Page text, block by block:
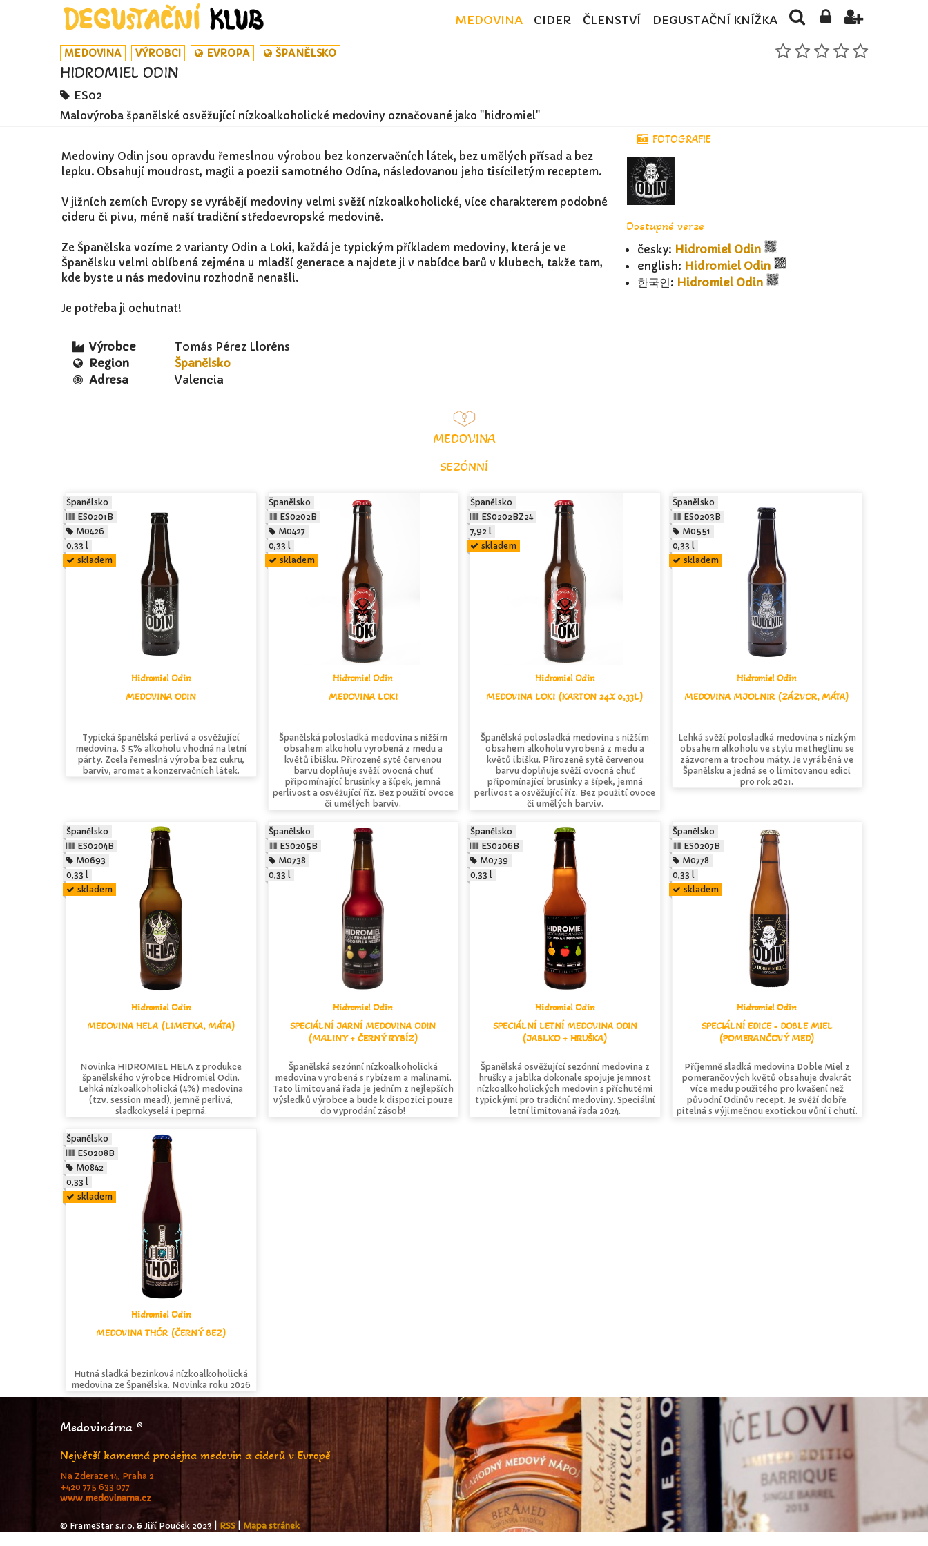
MEDOVINA CIDER ČLENSTVÍ DEGUSTAČNÍ KNÍŽKA
MEDOVINA VÝROBCI EVROPA ŠPANĚLSKO
HIDROMIEL ODIN
ES02
Malovýroba španělské osvěžující nízkoalkoholické medoviny označované jako "hidromiel"
Medoviny Odin jsou opravdu řemeslnou výrobou bez konzervačních látek, bez umělých přísad a bez
lepku. Obsahují moudrost, magii a poezii samotného Odína, následovanou jeho tisíciletým receptem.
V jižních zemích Evropy se vyrábějí medoviny velmi svěží nízkoalkoholické, více charakterem podobné
cideru či pivu, méně naší tradiční středoevropské medovině.
Ze Španělska vozíme 2 varianty Odin a Loki, každá je typickým příkladem medoviny, která je ve
Španělsku velmi oblíbená zejména u mladší generace a najdete ji v nabídce barů v klubech, takže tam,
kde byste u nás medovinu rozhodně nenašli.
Je potřeba ji ochutnat!
Výrobce
Tomás Pérez Lloréns
Region
Španělsko
Adresa
Valencia
FOTOGRAFIE
Dostupné verze
česky: Hidromiel Odin
english: Hidromiel Odin
한국인: Hidromiel Odin
MEDOVINA
SEZÓNNÍ
Hidromiel Odin
MEDOVINA ODIN
Typická španělská perlivá a osvěžující
medovina. S 5% alkoholu vhodná na letní
párty. Zcela řemeslná výroba bez cukru,
barviv, aromat a konzervačních látek.
Španělsko
ES0201B
M0426
0,33 l
skladem
Hidromiel Odin
MEDOVINA LOKI
Španělská polosladká medovina s nižším
obsahem alkoholu vyrobená z medu a
květů ibišku. Přirozeně sytě červenou
barvu doplňuje svěží ovocná chuť
připomínající brusinky a šípek, jemná
perlivost a osvěžující říz. Bez použití ovoce
či umělých barviv.
Španělsko
ES0202B
M0427
0,33 l
skladem
Hidromiel Odin
MEDOVINA LOKI (KARTON 24X 0,33L)
Španělská polosladká medovina s nižším
obsahem alkoholu vyrobená z medu a
květů ibišku. Přirozeně sytě červenou
barvu doplňuje svěží ovocná chuť
připomínající brusinky a šípek, jemná
perlivost a osvěžující říz. Bez použití ovoce
či umělých barviv.
Španělsko
ES0202BZ24
7,92 l
skladem
Hidromiel Odin
MEDOVINA MJOLNIR (ZÁZVOR, MÁTA)
Lehká svěží polosladká medovina s nízkým
obsahem alkoholu ve stylu metheglinu se
zázvorem a trochou máty. Je vyráběná ve
Španělsku a jedná se o limitovanou edici
pro rok 2021.
Španělsko
ES0203B
M0551
0,33 l
skladem
Hidromiel Odin
MEDOVINA HELA (LIMETKA, MÁTA)
Novinka HIDROMIEL HELA z produkce
španělského výrobce Hidromiel Odin.
Lehká nízkoalkoholická (4%) medovina
(tzv. session mead), jemně perlivá,
sladkokyselá i peprná.
Španělsko
ES0204B
M0693
0,33 l
skladem
Hidromiel Odin
SPECIÁLNÍ JARNÍ MEDOVINA ODIN
(MALINY + ČERNÝ RYBÍZ)
Španělská sezónní nízkoalkoholická
medovina vyrobená s rybízem a malinami.
Tato limitovaná řada je jedním z nejlepších
výsledků výrobce a bude k dispozici pouze
do vyprodání zásob!
Španělsko
ES0205B
M0738
0,33 l
Hidromiel Odin
SPECIÁLNÍ LETNÍ MEDOVINA ODIN
(JABLKO + HRUŠKA)
Španělská osvěžující sezónní medovina z
hrušky a jablka dokonale spojuje jemnost
nízkoalkoholických medovin s příchutěmi
typickými pro tradiční medoviny. Speciální
letní limitovaná řada 2024.
Španělsko
ES0206B
M0739
0,33 l
Hidromiel Odin
SPECIÁLNÍ EDICE - DOBLE MIEL
(POMERANČOVÝ MED)
Příjemně sladká medovina Doble Miel z
pomerančových květů obsahuje dvakrát
více medu použitého pro kvašení než
původní Odinův recept. Je svěží dobře
pitelná s výjimečnou exotickou vůní i chutí.
Španělsko
ES0207B
M0778
0,33 l
skladem
Hidromiel Odin
MEDOVINA THÓR (ČERNÝ BEZ)
Hutná sladká bezinková nízkoalkoholická
medovina ze Španělska. Novinka roku 2026
Španělsko
ES0208B
M0842
0,33 l
skladem
Medovinárna ®
Největší kamenná prodejna medovin a ciderů v Evropě
Na Zderaze 14, Praha 2
+420 775 633 077
www.medovinarna.cz
© FrameStar s.r.o. & Jiří Pouček 2023 | RSS
Mapa stránek